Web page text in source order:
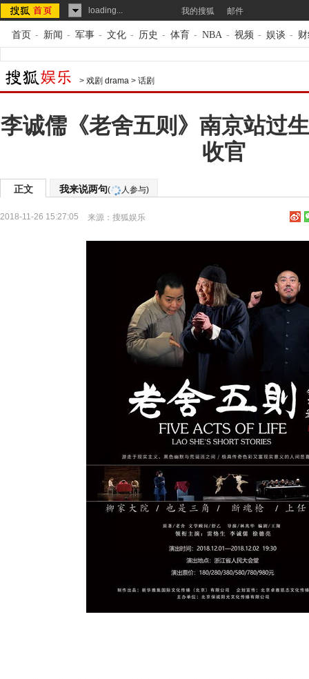
loading... 我的搜狐 邮件
首页 - 新闻 - 军事 - 文化 - 历史 - 体育 - NBA - 视频 - 娱谈 -
> 戏剧 drama > 话剧
李诚儒《老舍五则》南京站过
收官
正文 我来说两句( 人参与)
2018-11-26 15:27:05 来源： 搜狐娱乐
动物系恋人啊 | 钟欣潼体验爱情哲学 南